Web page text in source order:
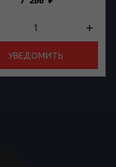
УВЕДОМИТЬ